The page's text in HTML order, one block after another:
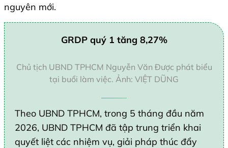
nguyên mới.
GRDP quý 1 tăng 8,27%
Chủ tịch UBND TPHCM Nguyễn Văn Được phát biểu
tại buổi làm việc. Ảnh: VIỆT DŨNG
Theo UBND TPHCM, trong 5 tháng đầu năm
2026, UBND TPHCM đã tập trung triển khai
quyết liệt các nhiệm vụ, giải pháp thúc đẩy